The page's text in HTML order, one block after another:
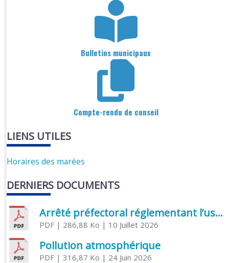
Bulletins municipaux
Compte-rendu de conseil
LIENS UTILES
Horaires des marées
DERNIERS DOCUMENTS
Arrêté préfectoral réglementant l’usage de l’eau
PDF| 286,88 Ko | 10 Juillet 2026
Pollution atmosphérique
PDF| 316,87 Ko | 24 Juin 2026